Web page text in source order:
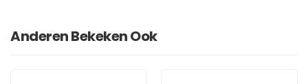
Anderen Bekeken Ook